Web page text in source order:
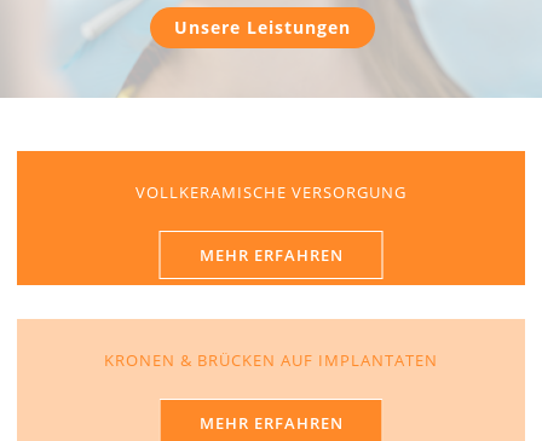
Unsere Leistungen
VOLLKERAMISCHE VERSORGUNG
MEHR ERFAHREN
KRONEN & BRÜCKEN AUF IMPLANTATEN
MEHR ERFAHREN